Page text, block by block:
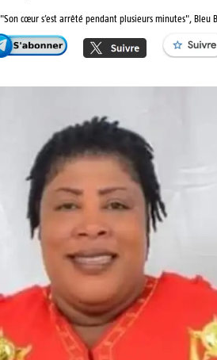
"Son cœur s’est arrêté pendant plusieurs minutes", Bleu